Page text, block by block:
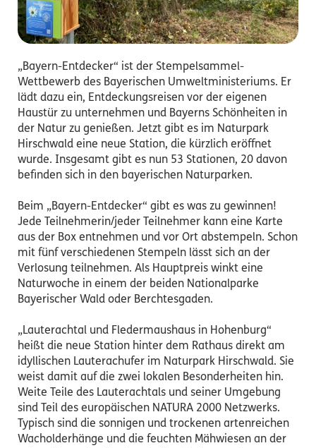
„Bayern-Entdecker“ ist der Stempelsammel-
Wettbewerb des Bayerischen Umweltministeriums. Er
lädt dazu ein, Entdeckungsreisen vor der eigenen
Haustür zu unternehmen und Bayerns Schönheiten in
der Natur zu genießen. Jetzt gibt es im Naturpark
Hirschwald eine neue Station, die kürzlich eröffnet
wurde. Insgesamt gibt es nun 53 Stationen, 20 davon
befinden sich in den bayerischen Naturparken.
Beim „Bayern-Entdecker“ gibt es was zu gewinnen!
Jede Teilnehmerin/jeder Teilnehmer kann eine Karte
aus der Box entnehmen und vor Ort abstempeln. Schon
mit fünf verschiedenen Stempeln lässt sich an der
Verlosung teilnehmen. Als Hauptpreis winkt eine
Naturwoche in einem der beiden Nationalparke
Bayerischer Wald oder Berchtesgaden.
„Lauterachtal und Fledermaushaus in Hohenburg“
heißt die neue Station hinter dem Rathaus direkt am
idyllischen Lauterachufer im Naturpark Hirschwald. Sie
weist damit auf die zwei lokalen Besonderheiten hin.
Weite Teile des Lauterachtals und seiner Umgebung
sind Teil des europäischen NATURA 2000 Netzwerks.
Typisch sind die sonnigen und trockenen artenreichen
Wacholderhänge und die feuchten Mähwiesen an der